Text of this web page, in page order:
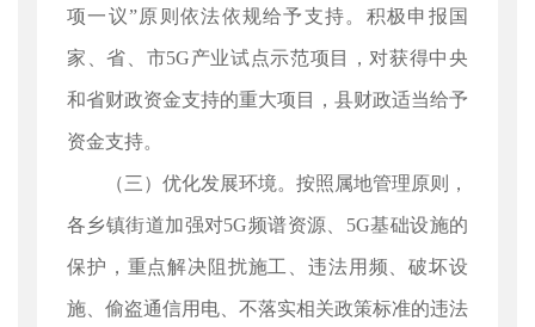
项一议”原则依法依规给予支持。积极申报国
家、省、市5G产业试点示范项目，对获得中央
和省财政资金支持的重大项目，县财政适当给予
资金支持。
（三）优化发展环境。按照属地管理原则，
各乡镇街道加强对5G频谱资源、5G基础设施的
保护，重点解决阻扰施工、违法用频、破坏设
施、偷盗通信用电、不落实相关政策标准的违法